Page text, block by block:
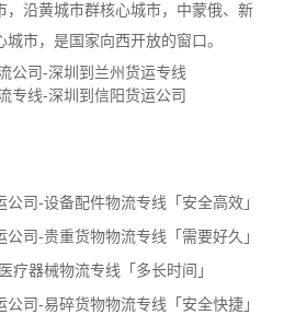
，沿黄城市群核心城市，中蒙俄、新
市，是国家向西开放的窗口。
公司-深圳到兰州货运专线
专线-深圳到信阳货运公司
司-设备配件物流专线「安全高效」
司-贵重货物物流专线「需要好久」
疗器械物流专线「多长时间」
司-易碎货物物流专线「安全快捷」